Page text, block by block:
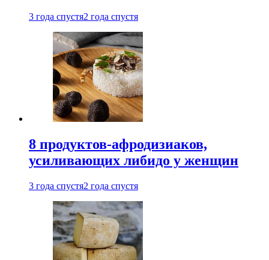
3 года спустя2 года спустя
8 продуктов-афродизиаков,
усиливающих либидо у женщин
3 года спустя2 года спустя